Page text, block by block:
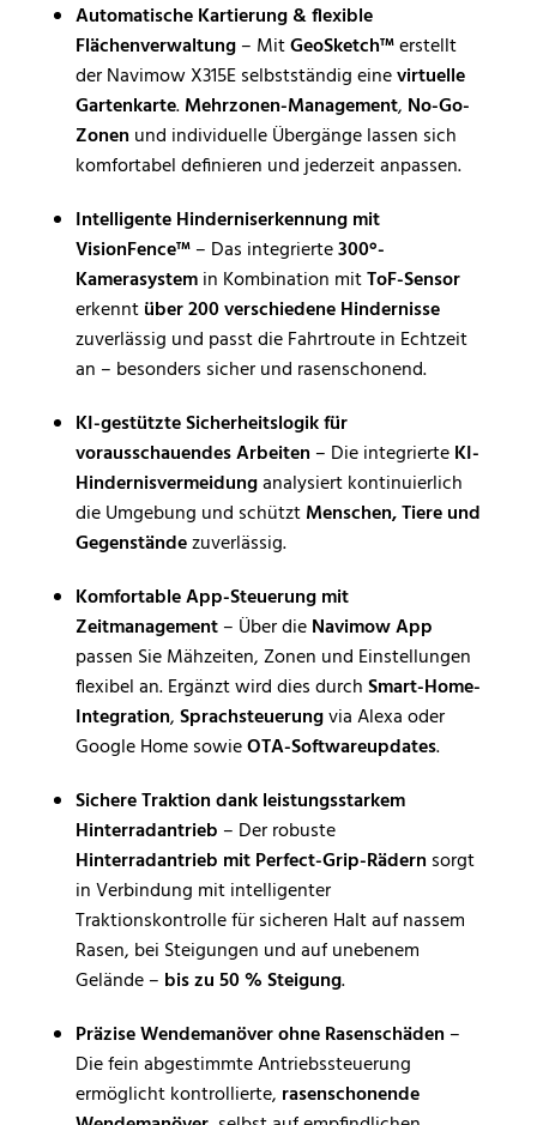
Automatische Kartierung & flexible
Flächenverwaltung– MitGeoSketch™erstellt
der Navimow X315E selbstständig einevirtuelle
Gartenkarte.Mehrzonen-Management, No-Go-
Zonen und individuelle Übergänge lassen sich
komfortabel definieren und jederzeit anpassen.
Intelligente Hinderniserkennung mit
VisionFence™– Das integrierte300°-
Kamerasystemin Kombination mitToF-Sensor
erkenntüber 200 verschiedene Hindernisse
zuverlässig und passt die Fahrtroute in Echtzeit
an – besonders sicher und rasenschonend.
KI-gestützte Sicherheitslogik für
vorausschauendes Arbeiten – Die integrierteKI-
Hindernisvermeidunganalysiert kontinuierlich
die Umgebung und schütztMenschen, Tiere und
Gegenständezuverlässig.
Komfortable App-Steuerung mit
Zeitmanagement– Über dieNavimow App
passen Sie Mähzeiten, Zonen und Einstellungen
flexibel an. Ergänzt wird dies durchSmart-Home-
Integration,Sprachsteuerungvia Alexa oder
Google Home sowieOTA-Softwareupdates.
Sichere Traktion dank leistungsstarkem
Hinterradantrieb – Der robuste
Hinterradantrieb mit Perfect-Grip-Rädern sorgt
in Verbindung mit intelligenter
Traktionskontrolle für sicheren Halt auf nassem
Rasen, bei Steigungen und auf unebenem
Gelände – bis zu 50 % Steigung.
Präzise Wendemanöver ohne Rasenschäden –
Die fein abgestimmte Antriebssteuerung
ermöglicht kontrollierte, rasenschonende